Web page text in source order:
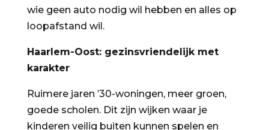
wie geen auto nodig wil hebben en alles op
loopafstand wil.
Haarlem-Oost: gezinsvriendelijk met
karakter
Ruimere jaren ’30-woningen, meer groen,
goede scholen. Dit zijn wijken waar je
kinderen veilig buiten kunnen spelen en